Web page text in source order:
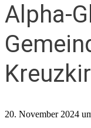
Alpha-
20. November 2024